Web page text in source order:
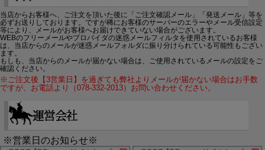
当店からお客様へ、ご注文を頂いた後に「ご注文確認メール」「発送メール」等を
必ずお送りしております。ですが稀にお客様のサーバーのエラーやメール受信設定
等により、メールがお客様へお届けできていない場合がございます。
WEBのフリーメールやプロバイダの迷惑メールフィルタを使用されているお客様
は、当店からのメールが迷惑メールフォルダに振り分けられている可能性もござい
ます。
もしも、当店からのメールが届かない場合は、ご使用されているメールの設定をご
確認ください。
※ご注文後【3営業日】を過ぎても弊社よりメールが届かない場合はお手数
ですが、お電話より（078-332-2013）お問い合わせください。
※営業日のお知らせ※